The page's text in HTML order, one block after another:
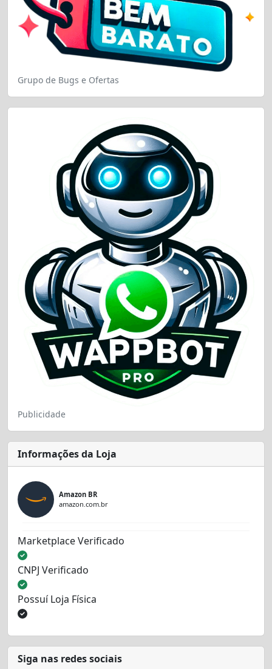
Grupo de Bugs e Ofertas
Publicidade
Informações da Loja
Amazon BR
amazon.com.br
Marketplace Verificado
CNPJ Verificado
Possuí Loja Física
Siga nas redes sociais